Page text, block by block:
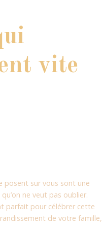
vite
posent sur vous sont une
ne veut pas oublier.
parfait pour célébrer cette
de votre famille,